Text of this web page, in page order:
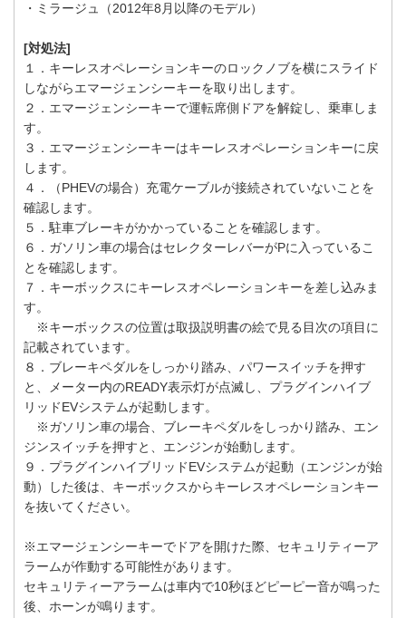
・ミラージュ（2012年8月以降のモデル）
[対処法]
１．キーレスオペレーションキーのロックノブを横にスライド
しながらエマージェンシーキーを取り出します。
２．エマージェンシーキーで運転席側ドアを解錠し、乗車しま
す。
３．エマージェンシーキーはキーレスオペレーションキーに戻
します。
４．（PHEVの場合）充電ケーブルが接続されていないことを
確認します。
５．駐車ブレーキがかかっていることを確認します。
６．ガソリン車の場合はセレクターレバーがPに入っているこ
とを確認します。
７．キーボックスにキーレスオペレーションキーを差し込みま
す。
※キーボックスの位置は取扱説明書の絵で見る目次の項目に
記載されています。
８．ブレーキペダルをしっかり踏み、パワースイッチを押す
と、メーター内のREADY表示灯が点滅し、プラグインハイブ
リッドEVシステムが起動します。
※ガソリン車の場合、ブレーキペダルをしっかり踏み、エン
ジンスイッチを押すと、エンジンが始動します。
９．プラグインハイブリッドEVシステムが起動（エンジンが始
動）した後は、キーボックスからキーレスオペレーションキー
を抜いてください。
※エマージェンシーキーでドアを開けた際、セキュリティーア
ラームが作動する可能性があります。
セキュリティーアラームは車内で10秒ほどピーピー音が鳴った
後、ホーンが鳴ります。